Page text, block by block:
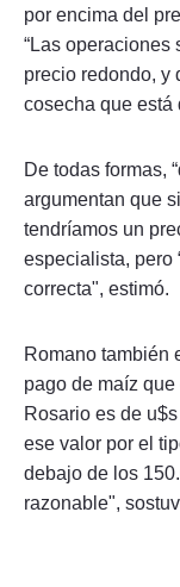
por encima del
“Las operaciones
precio redondo, y
cosecha que está
De todas formas,
argumentan que
tendríamos un
especialista, pero
correcta", estimó.
Romano también
pago de maíz
Rosario es de
ese valor por el
debajo de los
razonable",